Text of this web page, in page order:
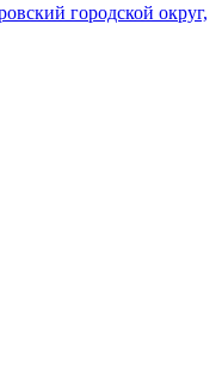
городской округ,